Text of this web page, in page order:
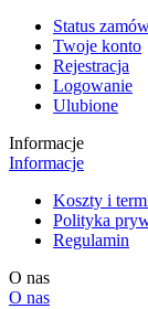
Status
Twoje konto
Rejestracja
Logowanie
Ulubione
Informacje
Informacje
Koszty i
Polityka
Regulamin
O nas
O nas